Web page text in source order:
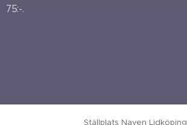
75:-.
Ställplats Naven Lidköping